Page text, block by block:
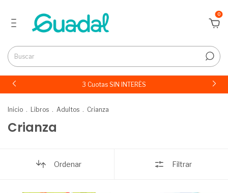
0
3 Cuotas SIN INTERÉS
Inicio . Libros . Adultos . Crianza
Crianza
Ordenar Filtrar